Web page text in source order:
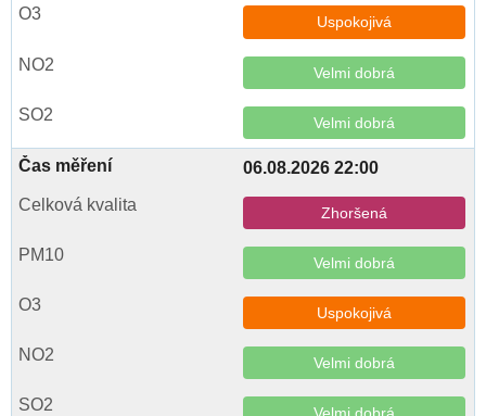
Uspokojivá
Velmi dobrá
Velmi dobrá
06.08.2026 22:00
Zhoršená
Velmi dobrá
Uspokojivá
Velmi dobrá